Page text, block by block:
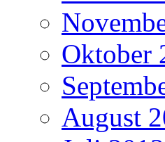
Oktober
August